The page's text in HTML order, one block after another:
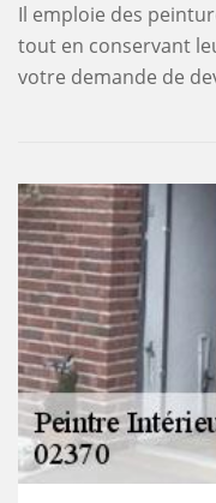
Il emploie des
tout en conservant
votre demande de